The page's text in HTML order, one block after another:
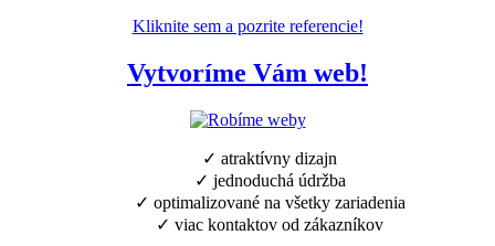
Kliknite sem a pozrite referencie!
Vytvoríme Vám web!
✓ atraktívny dizajn
✓ jednoduchá údržba
✓ optimalizované na všetky zariadenia
✓ viac kontaktov od zákazníkov